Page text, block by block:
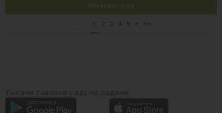
Показать еще
1 2 3 4 5 > >>